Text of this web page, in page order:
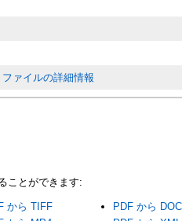
ファイルの詳細情報
ことができます:
から TIFF PDF から DOC